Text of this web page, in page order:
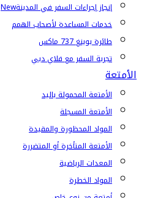
إنجاز إجراءات السفر في المدينةNew
خدمات المساعدة لأصحاب الهمم
طائرة بوينغ 737 ماكس
تجربة السفر مع فلاي دبي
الأمتعة
الأمتعة المحمولة باليد
الأمتعة المسجلة
المواد المحظورة والمقيدة
الأمتعة المتأخرة أو المتضررة
المعدات الرياضية
المواد الخطرة